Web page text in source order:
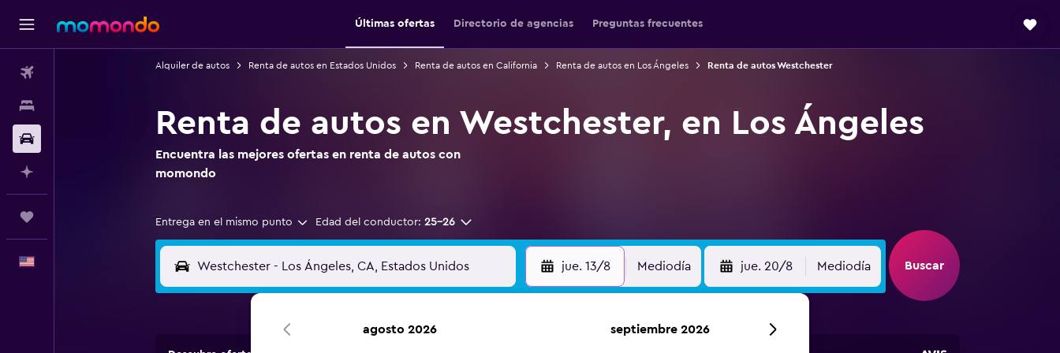
Últimas ofertas Directorio de agencias Preguntas frecuentes
Alquiler de autos Renta de autos en Estados Unidos Renta de autos en California Renta de autos en Los Ángeles Renta de autos Westchester
Renta de autos en Westchester, en Los Ángeles
Encuentra las mejores ofertas en renta de autos con
momondo
Entrega en el mismo punto Edad del conductor: 25-26
jue. 13/8 Mediodía jue. 20/8 Mediodía Buscar
agosto 2026 septiembre 2026